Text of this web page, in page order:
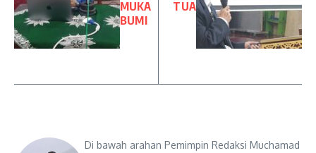
MUKA
BUMI
TUA
Di bawah arahan Pemimpin Redaksi Muchamad